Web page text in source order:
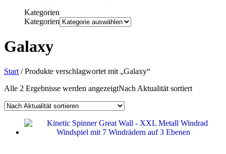
Kategorien
Kategorien
Galaxy
Start / Produkte verschlagwortet mit „Galaxy“
Alle 2 Ergebnisse werden angezeigtNach Aktualität sortiert